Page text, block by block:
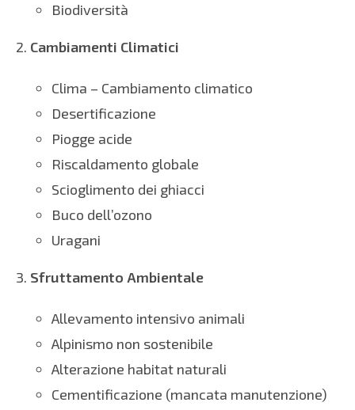
Biodiversità
2. Cambiamenti Climatici
Clima – Cambiamento climatico
Desertificazione
Piogge acide
Riscaldamento globale
Scioglimento dei ghiacci
Buco dell’ozono
Uragani
3. Sfruttamento Ambientale
Allevamento intensivo animali
Alpinismo non sostenibile
Alterazione habitat naturali
Cementificazione (mancata manutenzione)